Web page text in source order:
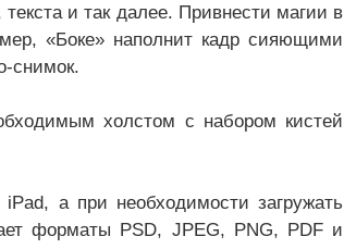
и так далее. Привнести магии в
«Боке» наполнит кадр сияющими
снимок.
холстом с набором кистей
а при необходимости загружать
форматы PSD, JPEG, PNG, PDF и